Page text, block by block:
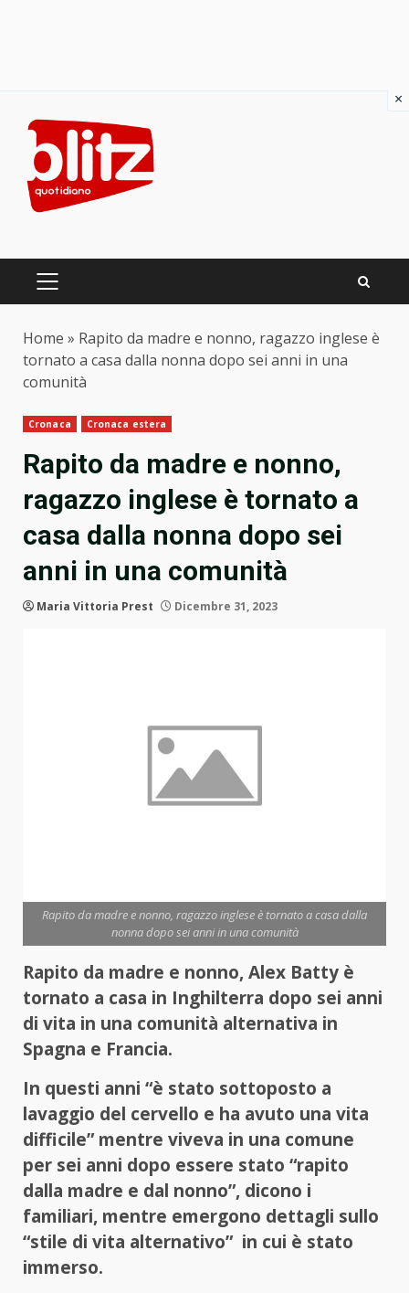
content
PRIMARY
Home » Rapito da madre e nonno, ragazzo inglese è
tornato a casa dalla nonna dopo sei anni in una
comunità
Cronaca Cronaca estera
Rapito da madre e nonno,
ragazzo inglese è tornato a
casa dalla nonna dopo sei
anni in una comunità
Maria Vittoria Prest Dicembre 31, 2023
Rapito da madre e nonno, ragazzo inglese è tornato a casa dalla
nonna dopo sei anni in una comunità
Rapito da madre e nonno, Alex Batty è
tornato a casa in Inghilterra dopo sei anni
di vita in una comunità alternativa in
Spagna e Francia.
In questi anni “è stato sottoposto a
lavaggio del cervello e ha avuto una vita
difficile” mentre viveva in una comune
per sei anni dopo essere stato “rapito
dalla madre e dal nonno”, dicono i
familiari, mentre emergono dettagli sullo
“stile di vita alternativo” in cui è stato
immerso.
×